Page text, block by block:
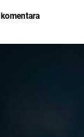
komentara